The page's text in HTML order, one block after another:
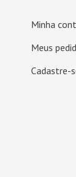
Minha
Meus
Cadastre-